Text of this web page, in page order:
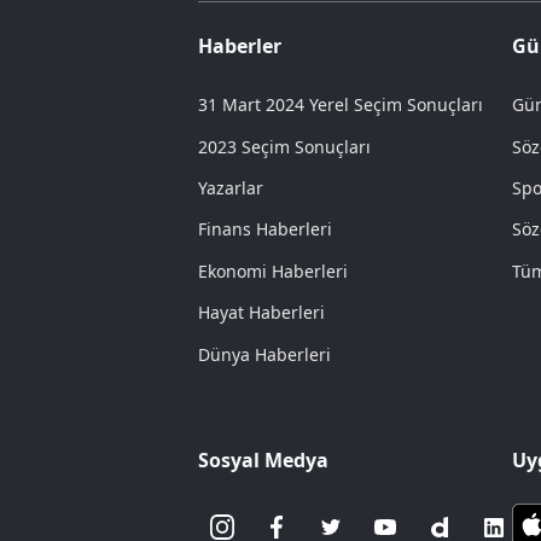
Haberler
31 Mart 2024 Yerel Seçim Sonuçları
2023 Seçim Sonuçları
Yazarlar
Finans Haberleri
Ekonomi Haberleri
Hayat Haberleri
Dünya Haberleri
Sosyal Medya